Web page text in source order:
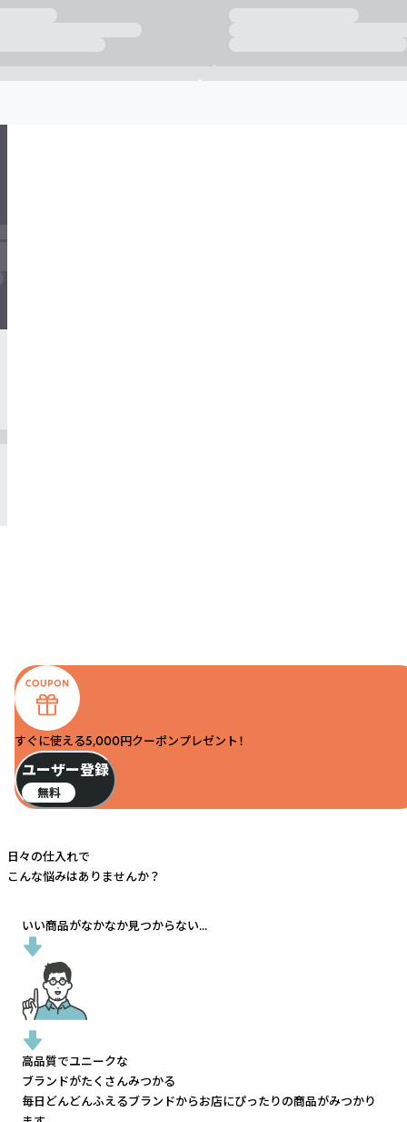
すぐに使える5,000円クーポンプレゼント！
ユーザー登録
無料
日々の仕入れで
こんな悩みはありませんか？
いい商品がなかなか見つからない...
高品質でユニークな
ブランドがたくさんみつかる
毎日どんどんふえるブランドからお店にぴったりの商品がみつかり